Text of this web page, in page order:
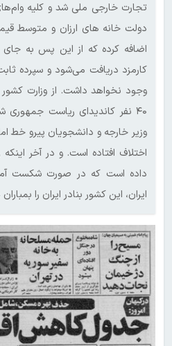
دولت خانه های ارزان و متوسط
کارمزد دریافت می‌شود و سپرده
وجود نخواهد داشت. از وزارت
۴۰ نفر کاندیدای ریاست
وزیر خارجه و دانشجویان پیرو خط
اختلاف افتاده است. و در آخر اینکه
داده است که در صورت شکست
ایران، این کشور بنادر ایران را